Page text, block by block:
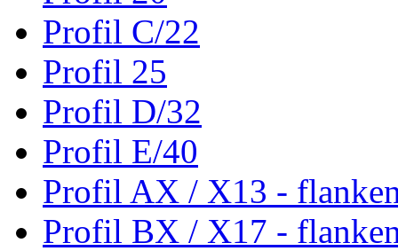
Profil C/22
Profil 25
Profil D/32
Profil E/40
Profil AX / X13 -
Profil BX / X17 -